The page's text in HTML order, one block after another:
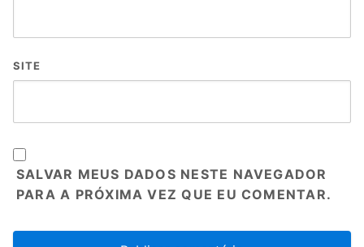
SITE
SALVAR MEUS DADOS NESTE NAVEGADOR
PARA A PRÓXIMA VEZ QUE EU COMENTAR.